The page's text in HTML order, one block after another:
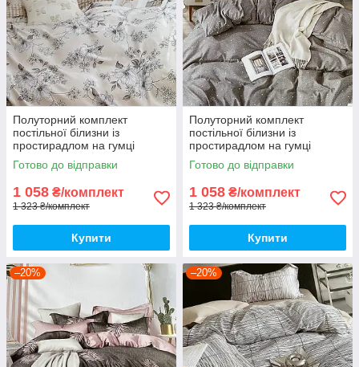
Полуторний комплект
постільної білизни із
простирадлом на гумці
150*220см. Постільна білизна
з фланелі
Готово до відправки
1 058 ₴/комплект
1 323 ₴/комплект
Купити
Полуторний комплект
постільної білизни із
простирадлом на гумці
150*220см. Постільна білизна
з фланелі
Готово до відправки
1 058 ₴/комплект
1 323 ₴/комплект
Купити
–20% –20%